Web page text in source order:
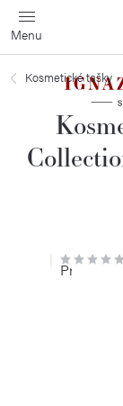
Přejít
na
obsah
Kosmetické tašky
Průměrné
hodnocení